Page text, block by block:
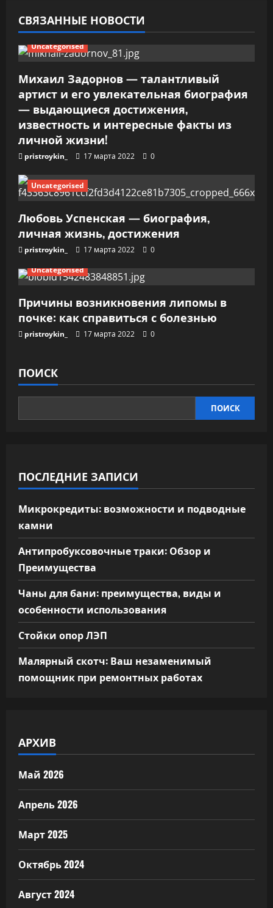
з
а
п
и
с
я
м
СВЯЗАННЫЕ НОВОСТИ
Uncategorised
Михаил Задорнов — талантливый
артист и его увлекательная биография
— выдающиеся достижения,
известность и интересные факты из
личной жизни!
pristroykin_ 17 марта 2022 0
Uncategorised
Любовь Успенская — биография,
личная жизнь, достижения
pristroykin_ 17 марта 2022
0
Uncategorised
Причины возникновения липомы в
почке: как справиться с болезнью
pristroykin_ 17 марта 2022 0
ПОИСК
ПОИСК
ПОСЛЕДНИЕ ЗАПИСИ
Микрокредиты: возможности и подводные
камни
Антипробуксовочные траки: Обзор и
Преимущества
Чаны для бани: преимущества, виды и
особенности использования
Стойки опор ЛЭП
Малярный скотч: Ваш незаменимый
помощник при ремонтных работах
АРХИВ
Май 2026
Апрель 2026
Март 2025
Октябрь 2024
Август 2024